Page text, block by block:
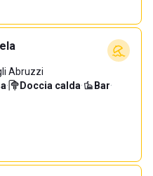
Abruzzi
· Doccia calda· Bar·